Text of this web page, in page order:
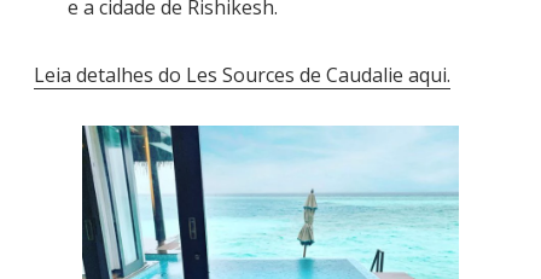
e a cidade de Rishikesh.
Leia detalhes do Les Sources de Caudalie aqui.